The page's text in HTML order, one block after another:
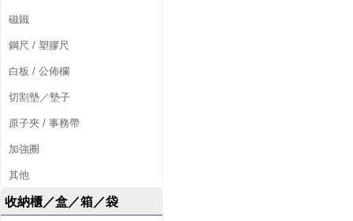
磁鐵
鋼尺 / 塑膠尺
白板 / 公佈欄
切割墊／墊子
原子夾 / 事務帶
加強圈
其他
收納櫃／盒／箱／袋